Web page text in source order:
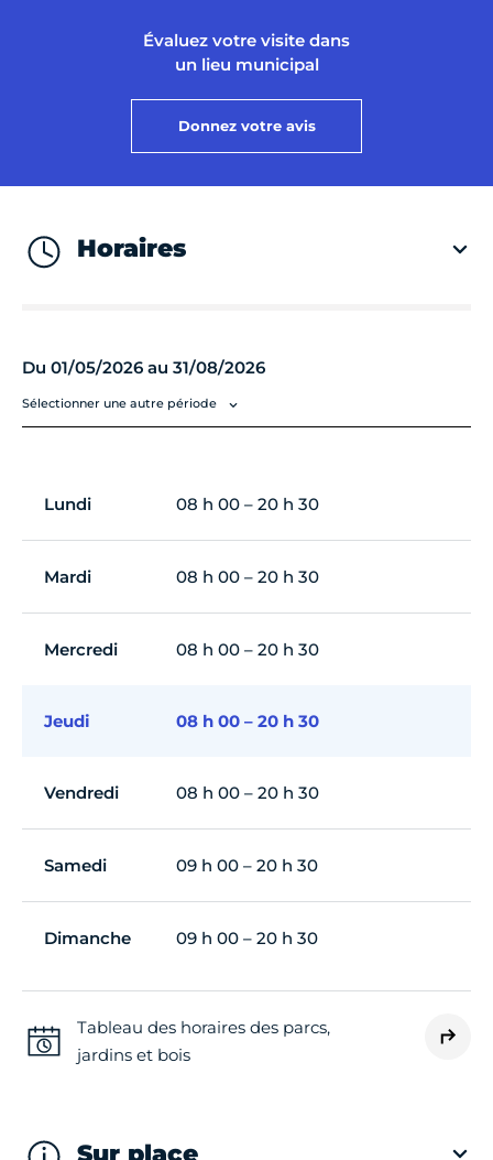
Évaluez votre visite dans
un lieu municipal
Donnez votre avis
Horaires
Du 01/05/2026 au 31/08/2026
Sélectionner une autre période
Lundi 08 h 00 – 20 h 30
Mardi 08 h 00 – 20 h 30
Mercredi 08 h 00 – 20 h 30
Jeudi 08 h 00 – 20 h 30
Vendredi 08 h 00 – 20 h 30
Samedi 09 h 00 – 20 h 30
Dimanche 09 h 00 – 20 h 30
Tableau des horaires des parcs,
jardins et bois
Sur place